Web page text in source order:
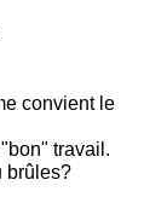
convient le
travail.
brûles?